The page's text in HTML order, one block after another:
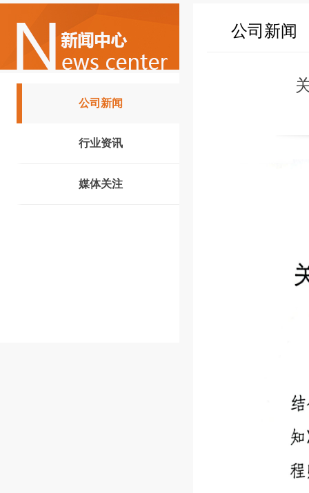
公司新闻
行业资讯
媒体关注
公司新闻